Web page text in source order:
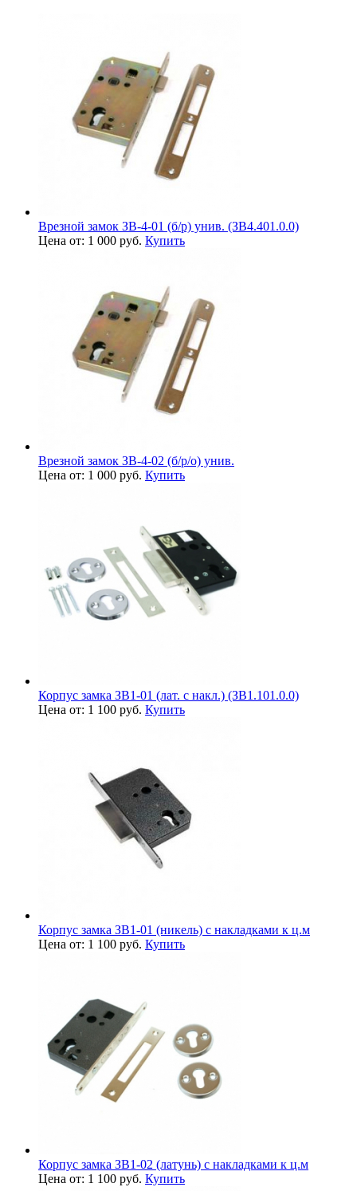
Врезной замок ЗВ-4-01 (б/р) унив. (ЗВ4.401.0.0)
Цена от: 1 000 руб. Купить
Врезной замок ЗВ-4-02 (б/р/о) унив.
Цена от: 1 000 руб. Купить
Корпус замка ЗВ1-01 (лат. с накл.) (ЗВ1.101.0.0)
Цена от: 1 100 руб. Купить
Корпус замка ЗВ1-01 (никель) с накладками к ц.м
Цена от: 1 100 руб. Купить
Корпус замка ЗВ1-02 (латунь) с накладками к ц.м
Цена от: 1 100 руб. Купить